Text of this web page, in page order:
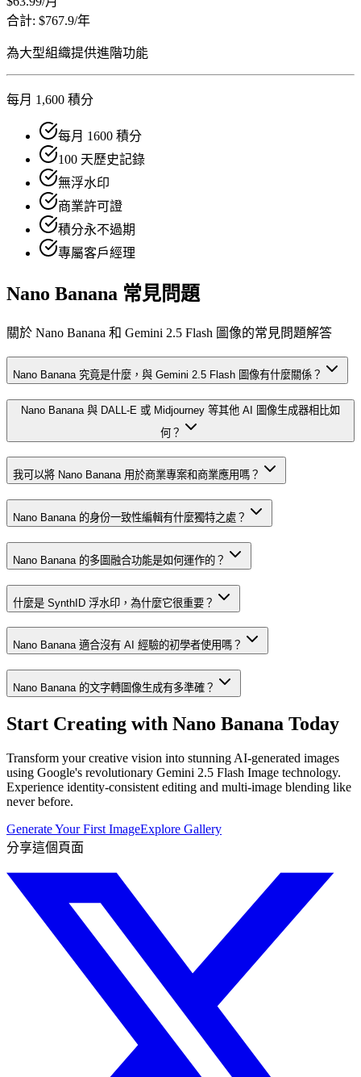
合計: $767.9/年
為大型組織提供進階功能
每月 1,600 積分
每月 1600 積分
100 天歷史記錄
無浮水印
商業許可證
積分永不過期
專屬客戶經理
Nano Banana 常見問題
關於 Nano Banana 和 Gemini 2.5 Flash 圖像的常見問題解答
Nano Banana 究竟是什麼，與 Gemini 2.5 Flash 圖像有什麼關係？
Nano Banana 與 DALL-E 或 Midjourney 等其他 AI 圖像生成器相比如
何？
我可以將 Nano Banana 用於商業專案和商業應用嗎？
Nano Banana 的身份一致性編輯有什麼獨特之處？
Nano Banana 的多圖融合功能是如何運作的？
什麼是 SynthID 浮水印，為什麼它很重要？
Nano Banana 適合沒有 AI 經驗的初學者使用嗎？
Nano Banana 的文字轉圖像生成有多準確？
Start Creating with Nano Banana Today
Transform your creative vision into stunning AI-generated images
using Google's revolutionary Gemini 2.5 Flash Image technology.
Experience identity-consistent editing and multi-image blending like
never before.
Generate Your First ImageExplore Gallery
分享這個頁面